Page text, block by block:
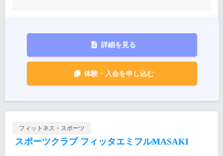
詳細を見る
体験・入会を申し込む
フィットネス・スポーツ
スポーツクラブ フィッタエミフルMASAKI